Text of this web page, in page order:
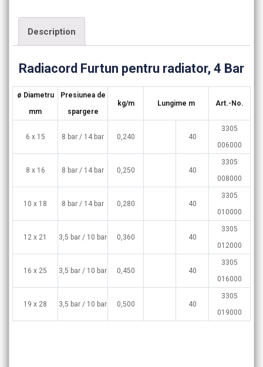
Description
Radiacord Furtun pentru radiator, 4 Bar
ø Diametru
mm
Presiunea de
spargere
kg/m Lungime m Art.-No.
6 x 15 8 bar / 14 bar 0,240 40
3305
006000
8 x 16 8 bar / 14 bar 0,250 40
3305
008000
10 x 18 8 bar / 14 bar 0,280 40
3305
010000
12 x 21 3,5 bar / 10 bar 0,360 40
3305
012000
16 x 25 3,5 bar / 10 bar 0,450 40
3305
016000
19 x 28 3,5 bar / 10 bar 0,500 40
3305
019000